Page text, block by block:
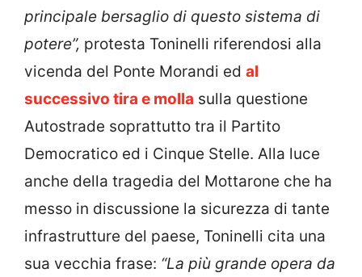
principale bersaglio di questo sistema di
potere”, protesta Toninelli riferendosi alla
vicenda del Ponte Morandi ed al
successivo tira e molla sulla questione
Autostrade soprattutto tra il Partito
Democratico ed i Cinque Stelle. Alla luce
anche della tragedia del Mottarone che ha
messo in discussione la sicurezza di tante
infrastrutture del paese, Toninelli cita una
sua vecchia frase: “La più grande opera da